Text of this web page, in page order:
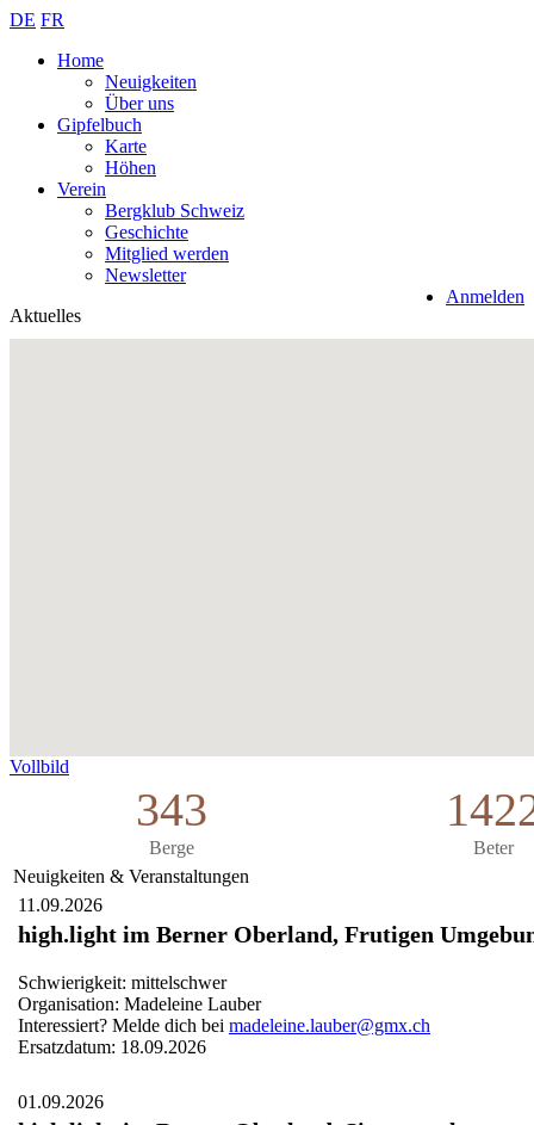
DE FR
Home
Neuigkeiten
Über uns
Gipfelbuch
Karte
Höhen
Verein
Bergklub Schweiz
Geschichte
Mitglied werden
Newsletter
Anmelden
Aktuelles
Vollbild
343
Berge
Beter
Neuigkeiten & Veranstaltungen
11.09.2026
high.light im Berner Oberland, Frutigen
Schwierigkeit: mittelschwer
Organisation: Madeleine Lauber
Interessiert? Melde dich bei madeleine.lauber@gmx.ch
Ersatzdatum: 18.09.2026
01.09.2026